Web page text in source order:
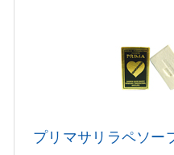
プリマサリラペソー